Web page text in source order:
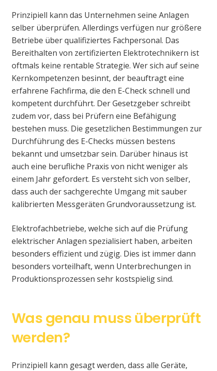
Prinzipiell kann das Unternehmen seine Anlagen
selber überprüfen. Allerdings verfügen nur größere
Betriebe über qualifiziertes Fachpersonal. Das
Bereithalten von zertifizierten Elektrotechnikern ist
oftmals keine rentable Strategie. Wer sich auf seine
Kernkompetenzen besinnt, der beauftragt eine
erfahrene Fachfirma, die den E-Check schnell und
kompetent durchführt. Der Gesetzgeber schreibt
zudem vor, dass bei Prüfern eine Befähigung
bestehen muss. Die gesetzlichen Bestimmungen zur
Durchführung des E-Checks müssen bestens
bekannt und umsetzbar sein. Darüber hinaus ist
auch eine berufliche Praxis von nicht weniger als
einem Jahr gefordert. Es versteht sich von selber,
dass auch der sachgerechte Umgang mit sauber
kalibrierten Messgeräten Grundvoraussetzung ist.
Elektrofachbetriebe, welche sich auf die Prüfung
elektrischer Anlagen spezialisiert haben, arbeiten
besonders effizient und zügig. Dies ist immer dann
besonders vorteilhaft, wenn Unterbrechungen in
Produktionsprozessen sehr kostspielig sind.
Was genau muss überprüft
werden?
Prinzipiell kann gesagt werden, dass alle Geräte,